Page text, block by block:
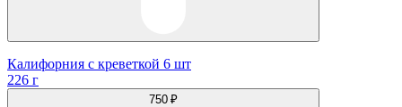
Калифорния с креветкой 6 шт
226 г
750 ₽